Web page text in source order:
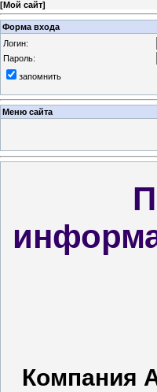
[Мой сайт]
Форма входа
Логин:
Пароль:
запомнить
Меню сайта
Компания